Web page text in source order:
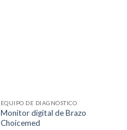
EQUIPO DE DIAGNOSTICO
Monitor digital de Brazo
Choicemed